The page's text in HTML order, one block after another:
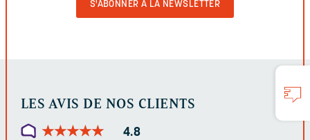
LES AVIS DE NOS CLIENTS
★★★★★
★★★★★ 4.8